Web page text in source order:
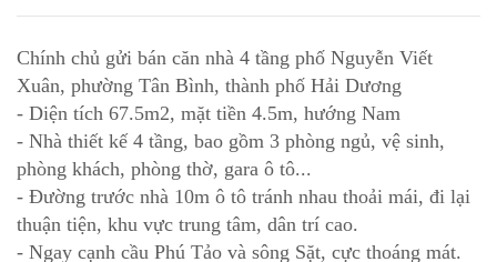
Chính chủ gửi bán căn nhà 4 tầng phố Nguyễn Viết
Xuân, phường Tân Bình, thành phố Hải Dương
- Diện tích 67.5m2, mặt tiền 4.5m, hướng Nam
- Nhà thiết kế 4 tầng, bao gồm 3 phòng ngủ, vệ sinh,
phòng khách, phòng thờ, gara ô tô...
- Đường trước nhà 10m ô tô tránh nhau thoải mái, đi lại
thuận tiện, khu vực trung tâm, dân trí cao.
- Ngay cạnh cầu Phú Tảo và sông Sặt, cực thoáng mát.